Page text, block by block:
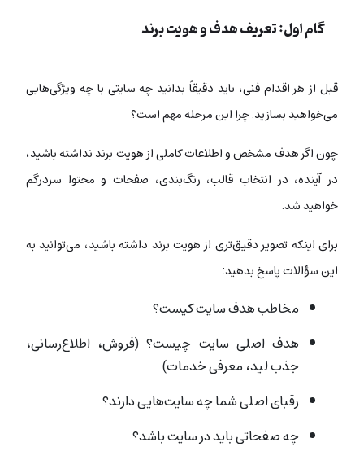
گام اول: تعریف هدف و هویت برند
قبل از هر اقدام فنی، باید دقیقاً بدانید چه سایتی با چه ویژگی‌هایی
می‌خواهید بسازید.چرا این مرحله مهم است؟
چون اگر هدف مشخص و اطلاعات کاملی از هویت برند نداشته باشید،
در آینده، در انتخاب قالب، رنگ‌بندی، صفحات و محتوا سردرگم
خواهید شد.
برای اینکه تصویر دقیق‌تری از هویت برند داشته باشید، می‌توانید به
این سؤالات پاسخ بدهید:
مخاطب هدف سایت کیست؟
هدف اصلی سایت چیست؟ (فروش، اطلاع‌رسانی،
جذب لید، معرفی خدمات)
رقبای اصلی شما چه سایت‌هایی دارند؟
چه صفحاتی باید در سایت باشد؟